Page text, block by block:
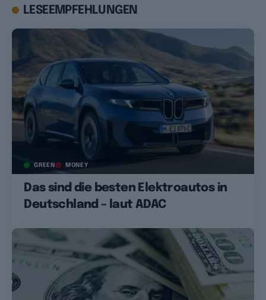
LESEEMPFEHLUNGEN
GREEN MONEY
Das sind die besten Elektroautos in
Deutschland – laut ADAC